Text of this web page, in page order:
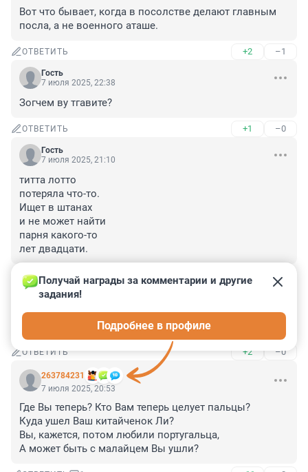
Вот что бывает, когда в посолстве делают главным
посла, а не военного аташе.
ОТВЕТИТЬ +2 –1
Гость
7 июля 2025, 22:38
Зогчем ву тгавите?
ОТВЕТИТЬ +1 –0
Гость
7 июля 2025, 21:10
титта лотто
потеряла что-то.
Ищет в штанах
и не может найти
парня какого-то
лет двадцати.
ОТВЕТИТЬ –0
Гость
Свободу Титту Майе-Луото-Деточкину!
ОТВЕТИТЬ +2 –0
263784231
Получай награды за комментарии и другие
задания!
Подробнее в профиле
7 июля 2025, 20:53
Где Вы теперь? Кто Вам теперь целует пальцы?
Куда ушел Ваш китайченок Ли?
Вы, кажется, потом любили португальца,
А может быть с малайцем Вы ушли?